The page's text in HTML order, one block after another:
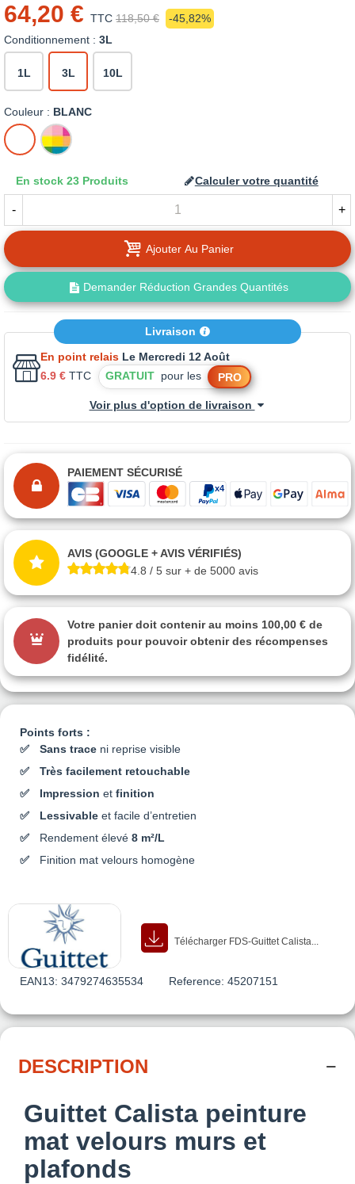
Points forts :
Sans trace ni reprise visible
Très facilement retouchable
Impression et finition
Lessivable et facile d’entretien
Rendement élevé 8 m²/L
Finition mat velours homogène
Télécharger FDS-Guittet Calista...
EAN13: 3479274635534 Reference: 45207151
64,20 € TTC 118,50 €
-45,82%
Conditionnement : 3L
1L 3L 10L
Couleur : BLANC
BLANC MISE
A
TEINTE
En stock 23 Produits Calculer votre quantité
- +
Ajouter Au Panier
Demander Réduction Grandes Quantités
Livraison
En point relais Le Mercredi 12 Août
6.9 € TTC GRATUIT pour les PRO
Voir plus d'option de livraison
PAIEMENT SÉCURISÉ
AVIS (GOOGLE + AVIS VÉRIFIÉS)
4.8 / 5 sur + de 5000 avis
Votre panier doit contenir au moins 100,00 € de
produits pour pouvoir obtenir des récompenses
fidélité.
DESCRIPTION
Guittet Calista peinture
mat velours murs et
plafonds